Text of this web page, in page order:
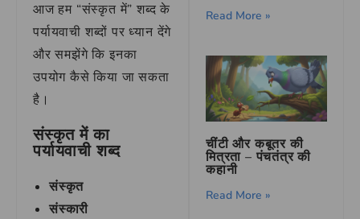
आज हम “संस्कृत में” शब्द के
पर्यायवाची शब्दों पर ध्यान देंगे
और समझेंगे कि इनका
उपयोग कैसे किया जा सकता
है।
संस्कृत में का
पर्यायवाची शब्द
संस्कृत
संस्कारी
Read More »
चींटी और कबूतर की
मित्रता – पंचतंत्र की
कहानी
Read More »